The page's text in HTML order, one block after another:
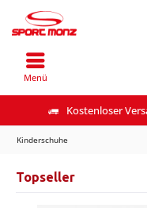
Kostenloser
Menü
Kinderschuhe
Topseller